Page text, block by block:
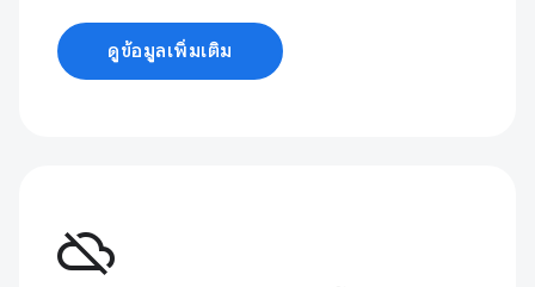
ดูข้อมูลเพิ่มเติม
cloud_off